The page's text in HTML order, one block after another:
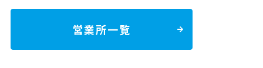
営業所一覧